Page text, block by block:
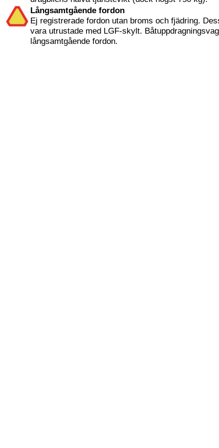
Långsamtgående fordon
Ej registrerade fordon utan broms och fjädring.
vara utrustade med LGF-skylt.
långsamtgående fordon.